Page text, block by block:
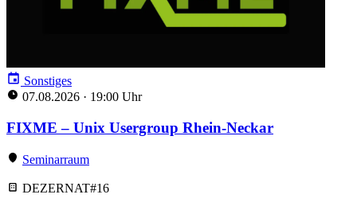
Sonstiges
07.08.2026 · 19:00 Uhr
FIXME – Unix Usergroup Rhein-Neckar
Seminarraum
DEZERNAT#16